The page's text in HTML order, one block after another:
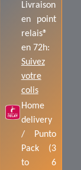
Livraison
en point
relais®
en 72h:
Suivez
votre
colis
Home
delivery
/ Punto
Pack (3
to 6